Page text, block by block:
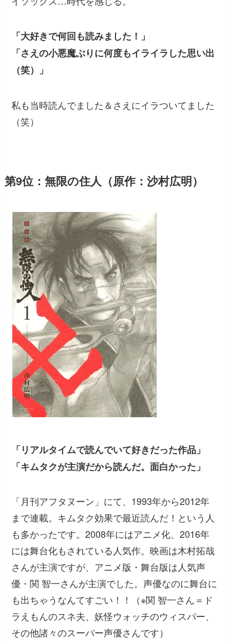
「大好きで何回も読みました！」
「さえの小悪魔ぶりに何度もイライラした思い出
（笑）」
私も当時読んでました＆さえにイラついてました
（笑）
第9位：無限の住人（原作：沙村広明）
「リアルタイムで読んでいて好きだった作品」
「キムタクが主演だから読んだ。面白かった」
「月刊アフタヌーン」にて、1993年から2012年
まで連載。キムタク効果で最近読んだ！という人
も多かったです。2008年にはアニメ化、2016年
には舞台化もされている人気作。映画は木村拓哉
さんが主演ですが、アニメ版・舞台版は人気声
優・関 智一さんが主演でした。声優なのに舞台に
も出ちゃうなんてすごい！！（※関 智一さん＝ド
ラえもんのスネ夫、妖怪ウォッチのウィスパー、
その他諸々のスーパー声優さんです）